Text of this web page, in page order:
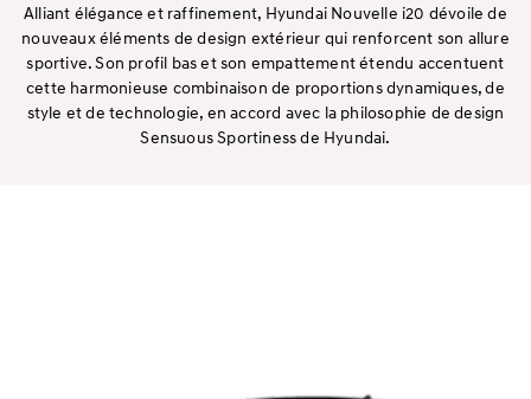
Alliant élégance et raffinement, Hyundai Nouvelle i20 dévoile de
nouveaux éléments de design extérieur qui renforcent son allure
sportive. Son profil bas et son empattement étendu accentuent
cette harmonieuse combinaison de proportions dynamiques, de
style et de technologie, en accord avec la philosophie de design
Sensuous Sportiness de Hyundai.